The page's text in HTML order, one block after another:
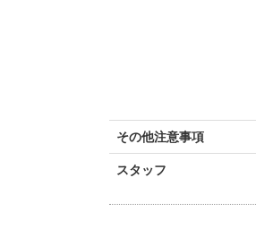
その他注意事項
スタッフ